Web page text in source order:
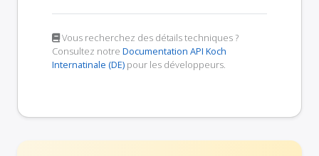
Vous recherchez des détails techniques ?
Consultez notre Documentation API Koch
Internatinale (DE) pour les développeurs.